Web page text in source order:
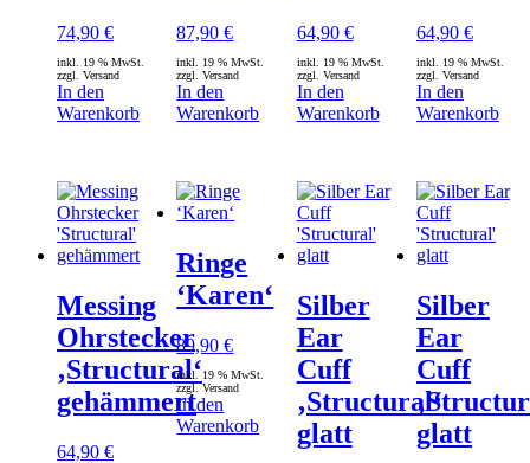
74,90 €
inkl. 19 % MwSt.
zzgl. Versand
In den
Warenkorb
87,90€
inkl. 19 % MwSt.
zzgl. Versand
In den
Warenkorb
64,90 €
inkl. 19 % MwSt.
zzgl. Versand
In den
Warenkorb
64,90 €
inkl. 19 % MwSt.
zzgl. Versand
In den
Warenkorb
Messing
Ohrstecker
‚Structural‘
gehämmert
64,90 €
Ringe
‘Karen‘
89,90€
inkl. 19 % MwSt.
zzgl. Versand
In den
Warenkorb
Silber
Ear
Cuff
‚Structural‘
glatt
Silber
Ear
Cuff
glatt